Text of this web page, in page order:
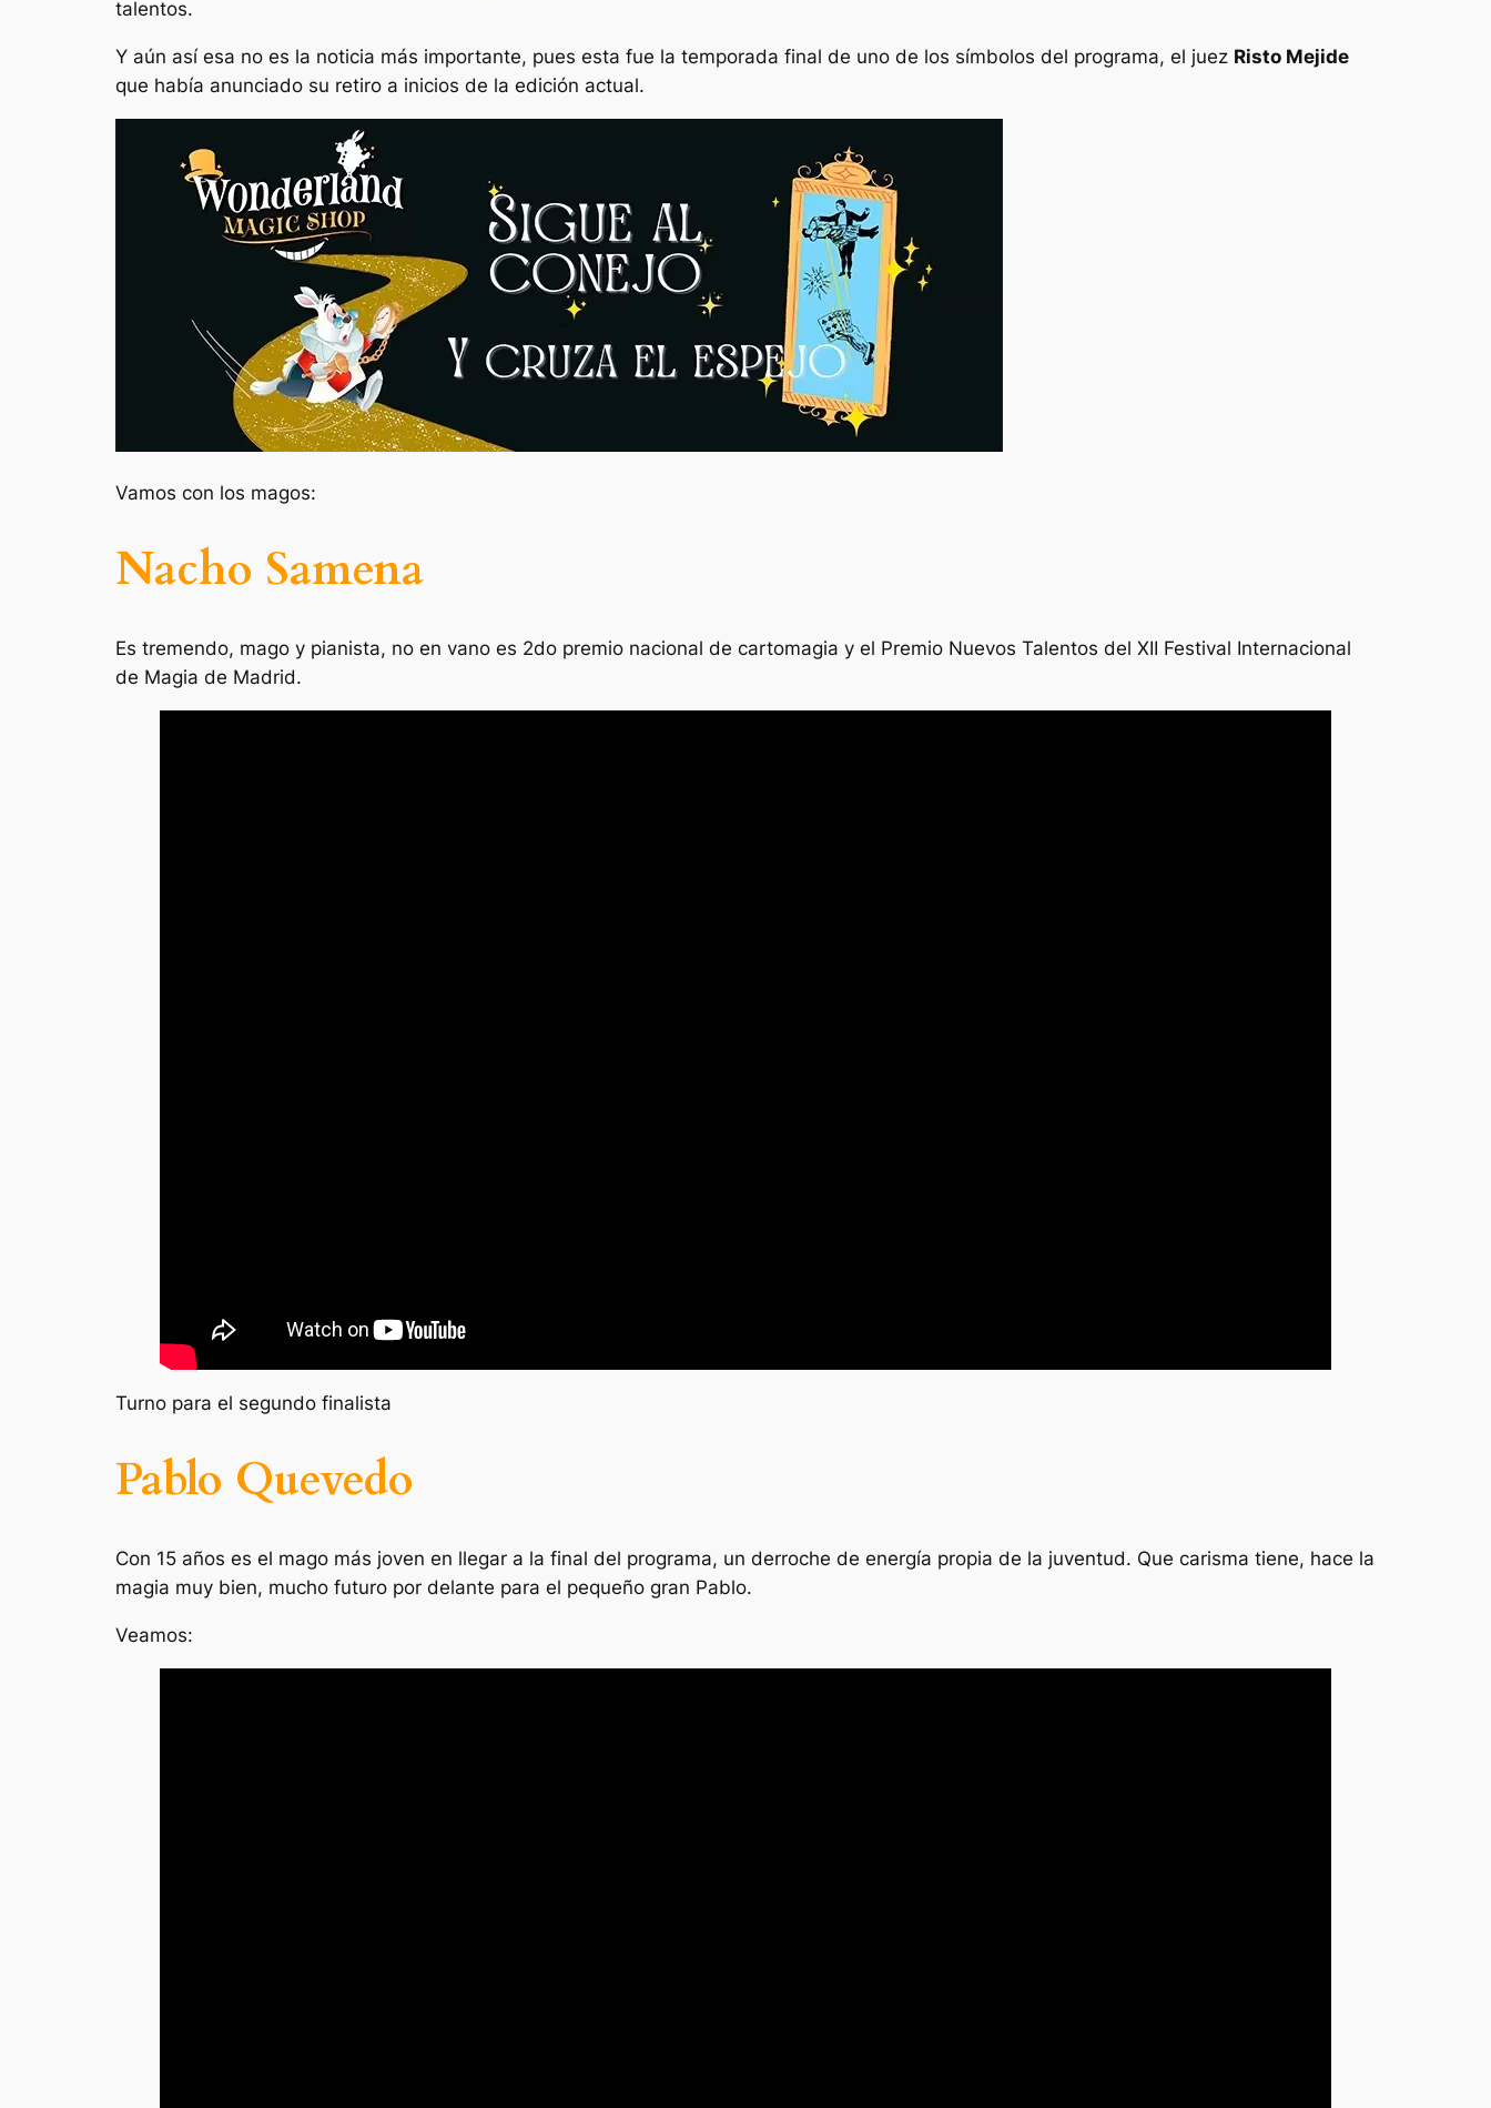
talentos.
Y aún así esa no es la noticia más importante, pues esta fue la temporada final de uno de los símbolos del programa, el juez Risto Mejide
que había anunciado su retiro a inicios de la edición actual.
Vamos con los magos:
Nacho Samena
Es tremendo, mago y pianista, no en vano es 2do premio nacional de cartomagia y el Premio Nuevos Talentos del XII Festival Internacional
de Magia de Madrid.
Turno para el segundo finalista
Pablo Quevedo
Con 15 años es el mago más joven en llegar a la final del programa, un derroche de energía propia de la juventud. Que carisma tiene, hace la
magia muy bien, mucho futuro por delante para el pequeño gran Pablo.
Veamos: